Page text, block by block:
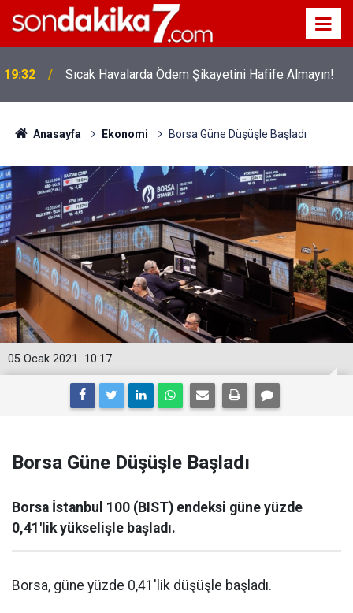
19:32 Sıcak Havalarda Ödem Şikayetini Hafife Almayın!
Anasayfa Ekonomi Borsa Güne Düşüşle Başladı
10:17
05 Ocak 2021
Borsa Güne Düşüşle Başladı
Borsa İstanbul 100 (BIST) endeksi güne yüzde
0,41'lik yükselişle başladı.
Borsa, güne yüzde 0,41'lik düşüşle başladı.